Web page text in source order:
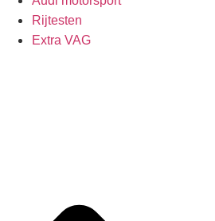
Rijtesten
Extra VAG